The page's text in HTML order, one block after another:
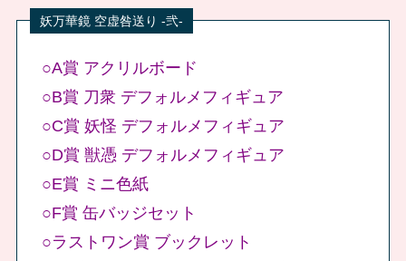
○A賞 アクリルボード
○B賞 刀衆 デフォルメフィギュア
○C賞 妖怪 デフォルメフィギュア
○D賞 獣憑 デフォルメフィギュア
○E賞 ミニ色紙
○F賞 缶バッジセット
○ラストワン賞 ブックレット